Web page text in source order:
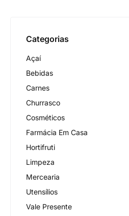
Categorias
Açaí
Bebidas
Carnes
Churrasco
Cosméticos
Farmácia Em Casa
Hortifruti
Limpeza
Mercearia
Utensílios
Vale Presente